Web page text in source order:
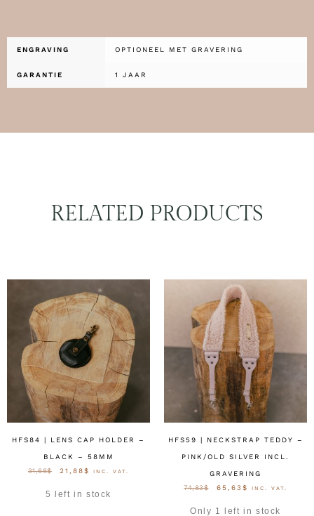
ENGRAVING OPTIONEEL MET GRAVERING
GARANTIE 1 JAAR
RELATED PRODUCTS
HFS84 | LENS CAP HOLDER –
BLACK – 58MM
31,66$ 21,88$ INC. VAT.
5 left in stock
HFS59 | NECKSTRAP TEDDY –
PINK/OLD SILVER INCL.
GRAVERING
74,83$ 65,63 $ INC. VAT.
Only 1 left in stock